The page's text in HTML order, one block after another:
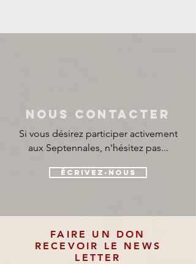
NOUS CONTACTER
Si vous désirez participer activement
aux Septennales, n'hésitez pas...
Écrivez-nous
FAIRE UN DON
RECEVOIR LE NEWS
LETTER